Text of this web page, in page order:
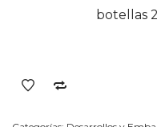
botellas